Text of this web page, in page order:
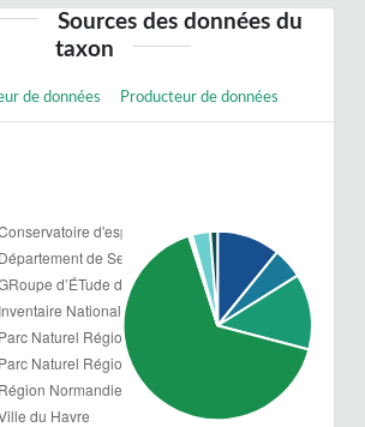
Sources des données du
taxon
de données Producteur de données